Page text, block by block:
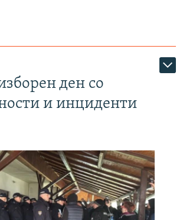
ден со
и инциденти